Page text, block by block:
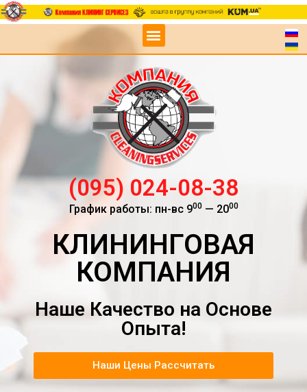
(095) 024-08-38
График работы: пн-вс 900— 2000
КЛИНИНГОВАЯ
КОМПАНИЯ
Наше Качество на Основе
Опыта!
Наши Цены Рассчитать